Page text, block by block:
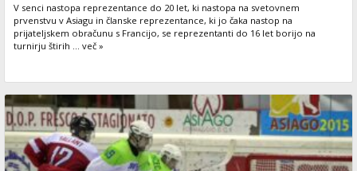
V senci nastopa reprezentance do 20 let, ki nastopa na svetovnem
prvenstvu v Asiagu in članske reprezentance, ki jo čaka nastop na
prijateljskem obračunu s Francijo, se reprezentanti do 16 let borijo na
turnirju štirih ... več »